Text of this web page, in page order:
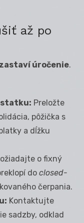
až po
úročenie.
Preložte
pôžička s
a dĺžku
o fixný
do closed-
čerpania.
Kontaktujte
sadzby, odklad